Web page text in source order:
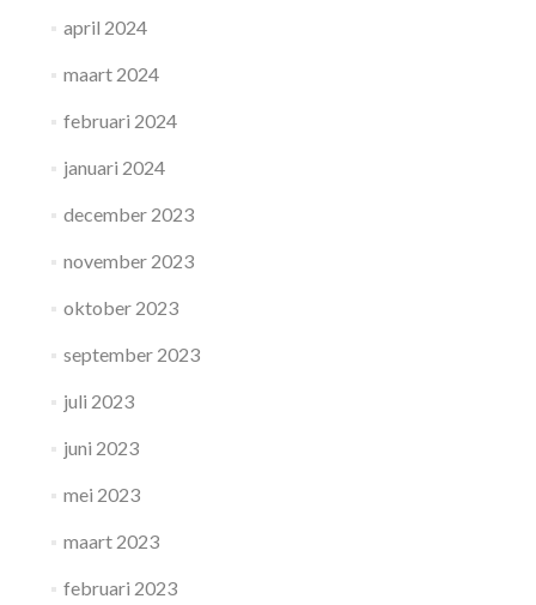
april 2024
maart 2024
februari 2024
januari 2024
december 2023
november 2023
oktober 2023
september 2023
juli 2023
juni 2023
mei 2023
maart 2023
februari 2023